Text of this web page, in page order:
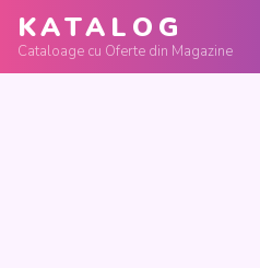
KATALOG
Cataloage cu Oferte din Magazine